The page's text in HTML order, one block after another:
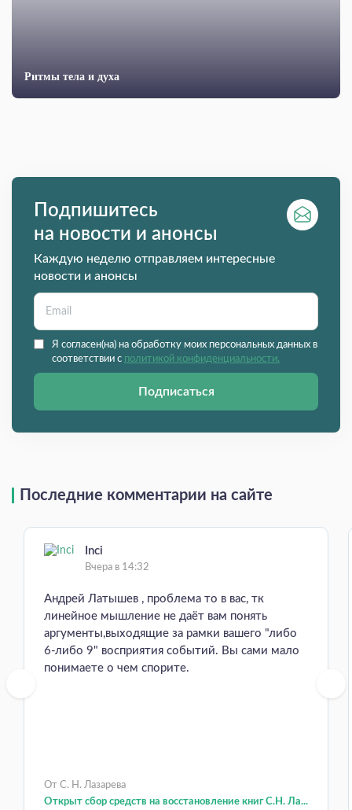
Ритмы тела и духа
Подпишитесь
на новости и анонсы
Каждую неделю отправляем интересные
новости и анонсы
Я согласен(на) на обработку моих персональных данных в
соответствии с политикой конфиденциальности.
Подписаться
Последние комментарии на сайте
Inci
Вчера в 14:32
Андрей Латышев , проблема то в вас, тк
линейное мышление не даёт вам понять
аргументы,выходящие за рамки вашего "либо
6-либо 9" восприятия событий. Вы сами мало
понимаете о чем спорите.
От С. Н. Лазарева
Открыт сбор средств на восстановление книг С.Н. Ла...